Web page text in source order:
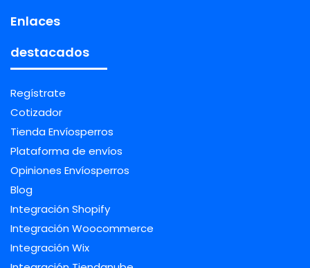
Enlaces
destacados
Regístrate
Cotizador
Tienda Envíosperros
Plataforma de envíos
Opiniones Envíosperros
Blog
Integración Shopify
Integración Woocommerce
Integración Wix